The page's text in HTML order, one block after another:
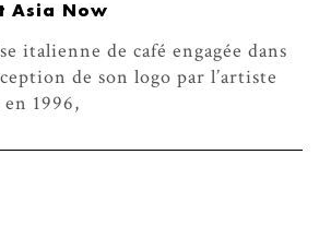
Asia Now
italienne de café engagée dans
de son logo par l’artiste
en 1996,